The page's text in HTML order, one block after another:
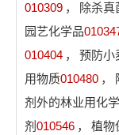
010309 ，
除杀
园艺化学品
010404 ， 预防小
用物质010480 ，
剂外的林业用化
剂 010546 ， 植物